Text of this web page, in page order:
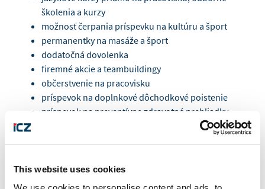
This website uses cookies
školenia a kurzy
možnosť čerpania príspevku na kultúru a šport
permanentky na masáže a šport
dodatočná dovolenka
firemné akcie a teambuildingy
občerstvenie na pracovisku
príspevok na doplnkové dôchodkové poistenie
príspevok na preventívne zdravotné prehliadky
zamestnancov roka
príspevky pri svadbe a narodení dieťaťa a ďalšie